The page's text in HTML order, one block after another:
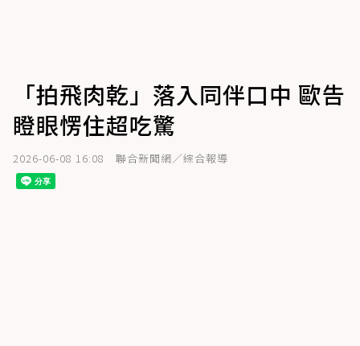
「拍飛肉乾」落入同伴口中 歐告
瞪眼愣住超吃驚
2026-06-08 16:08 聯合新聞網／綜合報導